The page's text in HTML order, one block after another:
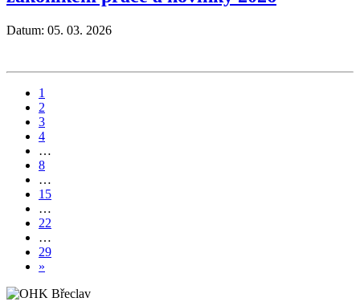
Datum: 05. 03. 2026
1
2
3
4
…
8
…
15
…
22
…
29
»